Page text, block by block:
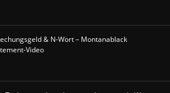
& N-Wort – Montanablack
Video